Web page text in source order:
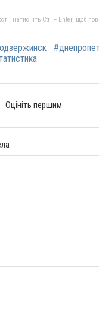
і натисніть Ctrl + Enter, щоб
Оцініть першим